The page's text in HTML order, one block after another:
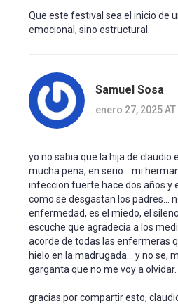
Que este festival sea el inicio de
emocional, sino estructural.
Samuel Sosa
enero 27, 2025
yo no sabia que la hija de claudio
mucha pena, en serio... mi
infeccion fuerte hace dos años y
como se desgastan los padres...
enfermedad, es el miedo, el
escuche que agradecia a los
acorde de todas las enfermeras
hielo en la madrugada... y no se,
garganta que no me voy a olvidar.
gracias por compartir esto,